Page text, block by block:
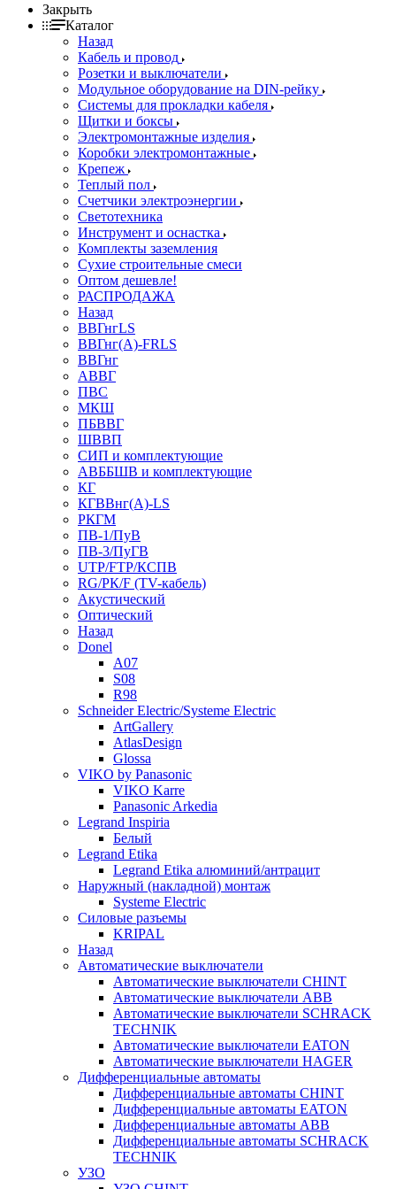
Закрыть
Каталог
Назад
Кабель и провод
Розетки и выключатели
Модульное оборудование на DIN-рейку
Системы для прокладки кабеля
Щитки и боксы
Электромонтажные изделия
Коробки электромонтажные
Крепеж
Теплый пол
Счетчики электроэнергии
Светотехника
Инструмент и оснастка
Комплекты заземления
Сухие строительные смеси
Оптом дешевле!
РАСПРОДАЖА
Назад
ВВГнгLS
ВВГнг(А)-FRLS
ВВГнг
АВВГ
ПВС
МКШ
ПБВВГ
ШВВП
СИП и комплектующие
АВББШВ и комплектующие
КГ
КГВВнг(А)-LS
РКГМ
ПВ-1/ПуВ
ПВ-3/ПуГВ
UTP/FTP/КСПВ
RG/РК/F (TV-кабель)
Акустический
Оптический
Назад
Donel
A07
S08
R98
Schneider Electric/Systeme Electric
ArtGallery
AtlasDesign
Glossa
VIKO by Panasonic
VIKO Karre
Panasonic Arkedia
Legrand Inspiria
Белый
Legrand Etika
Legrand Etika алюминий/антрацит
Наружный (накладной) монтаж
Systeme Electric
Силовые разъемы
KRIPAL
Назад
Автоматические выключатели
Автоматические выключатели CHINT
Автоматические выключатели ABB
Автоматические выключатели SCHRACK
TECHNIK
Автоматические выключатели EATON
Автоматические выключатели HAGER
Дифференциальные автоматы
Дифференциальные автоматы CHINT
Дифференциальные автоматы EATON
Дифференциальные автоматы ABB
Дифференциальные автоматы SCHRACK
TECHNIK
УЗО